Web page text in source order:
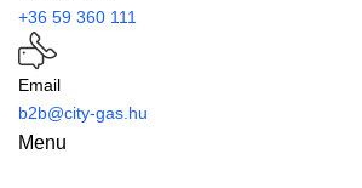
+36 59 360 111
Email
b2b@city-gas.hu
Menu